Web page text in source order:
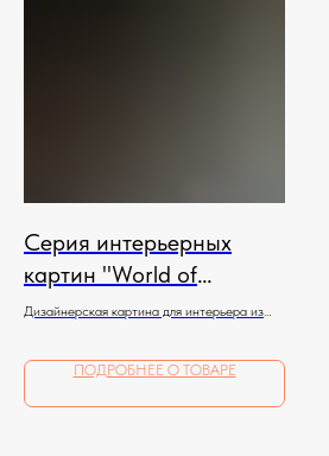
Серия интерьерных
картин "World of
illusions"
Дизайнерская картина для интерьера из
ПОДРОБНЕЕ О ТОВАРЕ